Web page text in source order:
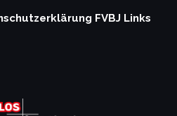
FVBJ Links